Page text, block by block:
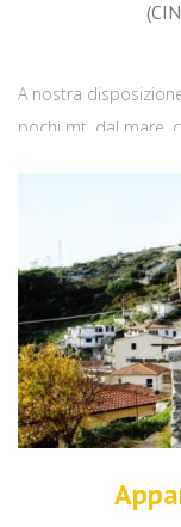
A nostra
pochi mt. dal mare,